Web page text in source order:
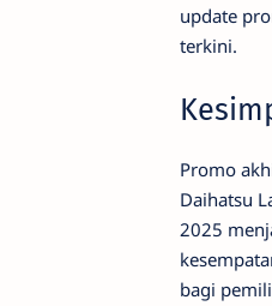
update
terkini.
Promo
Daihatsu
2025
bagi